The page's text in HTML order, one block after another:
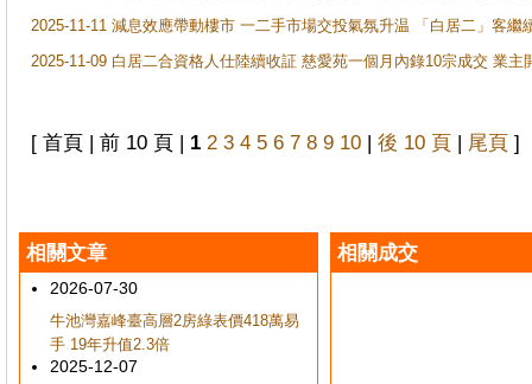
2025-11-11 減息效應帶動樓市 一二手市場交投氣氛升温 「白居二」客
2025-11-09 白居二合資格人仕陸續收証 慈愛苑一個月內錄10宗成交 業
[ 首頁 | 前 10 頁 | 1 2 3 4 5 6 7 8 9 10 | 後 10 頁 | 尾頁 ]
相關文章
2026-07-30
牛池灣嘉峰臺高層2房綠表價418萬易
手 19年升值2.3倍
2025-12-07
相關成交